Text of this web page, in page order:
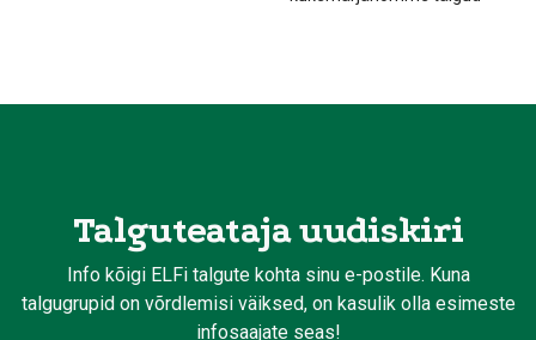
Talguteataja uudiskiri
Info kõigi ELFi talgute kohta sinu e-postile. Kuna
talgugrupid on võrdlemisi väiksed, on kasulik olla esimeste
infosaajate seas!